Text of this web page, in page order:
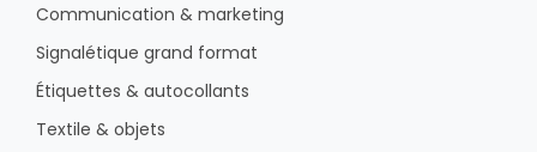
Communication & marketing
Signalétique grand format
Étiquettes & autocollants
Textile & objets